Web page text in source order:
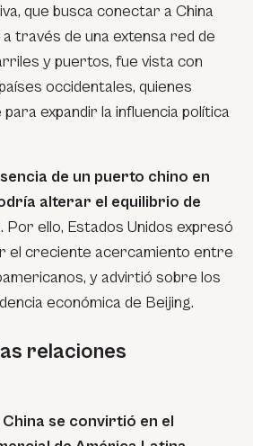
que busca conectar a China
través de una extensa red de
y puertos, fue vista con
occidentales, quienes
expandir la influencia política
de un puerto chino en
alterar el equilibrio de
. Por ello, Estados Unidos expresó
el creciente acercamiento entre
y advirtió sobre los
económica de Beijing.
relaciones
China se convirtió en el